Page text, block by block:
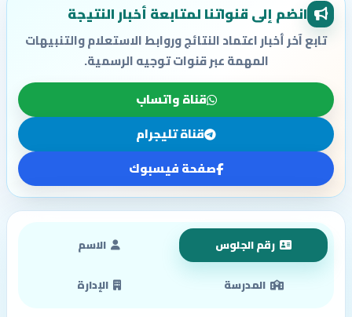
انضم إلى قنواتنا لمتابعة أخبار النتيجة
تابع آخر أخبار اعتماد النتائج وروابط الاستعلام والتنبيهات
المهمة عبر قنوات توجيه الرسمية.
قناة واتساب
قناة تليجرام
صفحة فيسبوك
رقم الجلوس الاسم
المدرسة الإدارة